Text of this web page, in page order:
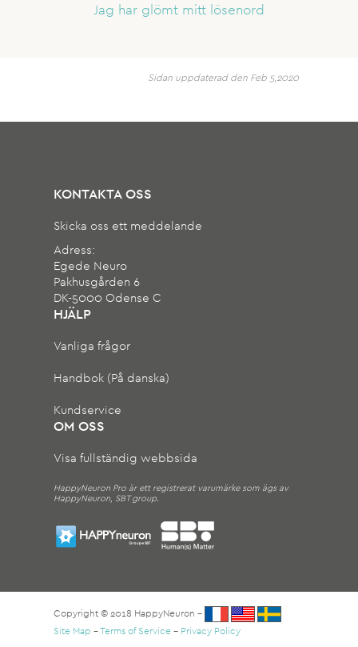
Jag har glömt mitt lösenord
Sidan uppdaterad den Feb 5,2020
KONTAKTA OSS
Skicka oss ett meddelande
Adress:
Egede Neuro
Pakhusgården 6
DK-5000 Odense C
HJÄLP
Vanliga frågor
Handbok (På danska)
Kundservice
OM OSS
Visa fullständig webbsida
HappyNeuron Pro är ett registrerat varumärke som ägs av
HappyNeuron, SBT group.
Copyright © 2018 HappyNeuron –
Site Map –Terms of Service– Privacy Policy